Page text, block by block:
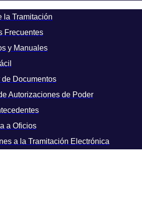
la Tramitación
Frecuentes
y Manuales
Documentos
Autorizaciones de Poder
a Oficios
a la Tramitación Electrónica